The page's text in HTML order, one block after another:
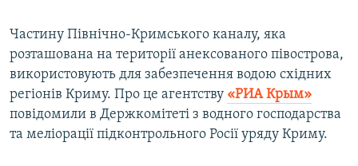
Усі сайти RFE/RL
Частину Північно-Кримського каналу, яка
розташована на території анексованого півострова,
використовують для забезпечення водою східних
регіонів Криму. Про це агентству «РИА Крым»
повідомили в Держкомітеті з водного господарства
та меліорації підконтрольного Росії уряду Криму.